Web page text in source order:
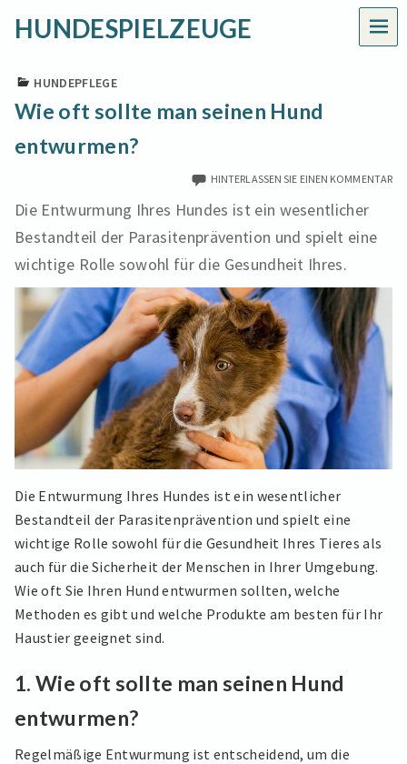
HUNDESPIELZEUGE
HUNDEPFLEGE
Wie oft sollte man seinen Hund
entwurmen?
HINTERLASSEN SIE EINEN KOMMENTAR
Die Entwurmung Ihres Hundes ist ein wesentlicher
Bestandteil der Parasitenprävention und spielt eine
wichtige Rolle sowohl für die Gesundheit Ihres.
Die Entwurmung Ihres Hundes ist ein wesentlicher
Bestandteil der Parasitenprävention und spielt eine
wichtige Rolle sowohl für die Gesundheit Ihres Tieres als
auch für die Sicherheit der Menschen in Ihrer Umgebung.
Wie oft Sie Ihren Hund entwurmen sollten, welche
Methoden es gibt und welche Produkte am besten für Ihr
Haustier geeignet sind.
1. Wie oft sollte man seinen Hund
entwurmen?
Regelmäßige Entwurmung ist entscheidend, um die